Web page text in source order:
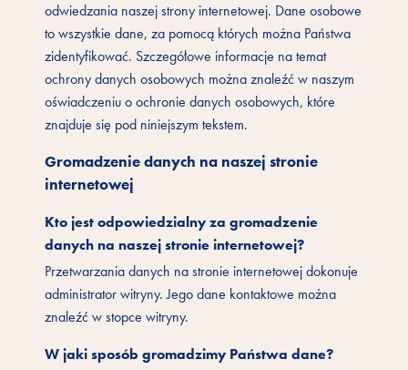
odwiedzania naszej strony internetowej. Dane osobowe
to wszystkie dane, za pomocą których można Państwa
zidentyfikować. Szczegółowe informacje na temat
ochrony danych osobowych można znaleźć w naszym
oświadczeniu o ochronie danych osobowych, które
znajduje się pod niniejszym tekstem.
Gromadzenie danych na naszej stronie
internetowej
Kto jest odpowiedzialny za gromadzenie
danych na naszej stronie internetowej?
Przetwarzania danych na stronie internetowej dokonuje
administrator witryny. Jego dane kontaktowe można
znaleźć w stopce witryny.
W jaki sposób gromadzimy Państwa dane?